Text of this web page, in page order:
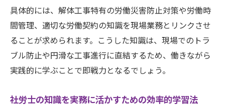
具体的には、解体工事特有の労働災害防止対策や労働時
間管理、適切な労働契約の知識を現場業務とリンクさせ
ることが求められます。こうした知識は、現場でのトラ
ブル防止や円滑な工事進行に直結するため、働きながら
実践的に学ぶことで即戦力となるでしょう。
社労士の知識を実務に活かすための効率的学習法